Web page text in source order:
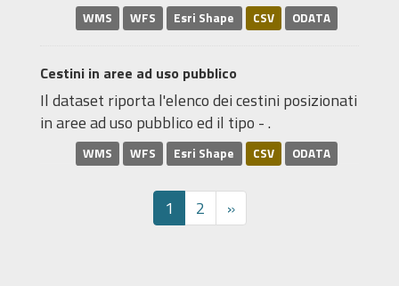
WMS WFS Esri Shape CSV ODATA
Cestini in aree ad uso pubblico
Il dataset riporta l'elenco dei cestini posizionati
in aree ad uso pubblico ed il tipo - .
WMS WFS Esri Shape CSV ODATA
1 2 »